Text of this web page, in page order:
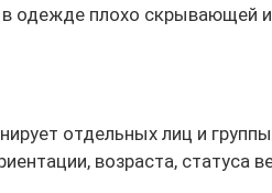
одежде плохо скрывающей
отдельных лиц и
возраста, статуса